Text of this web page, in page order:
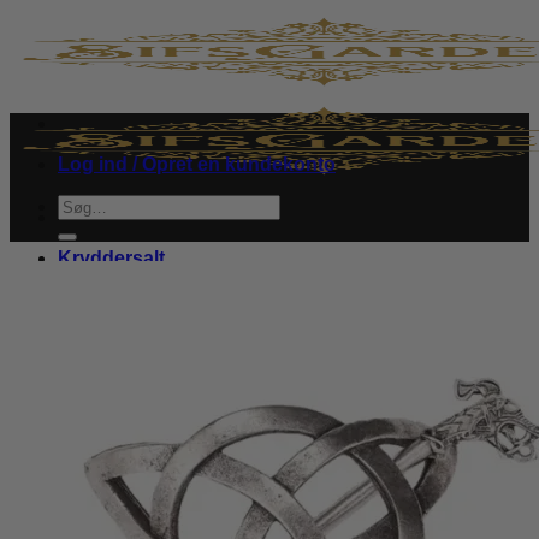
indhold
Kryddersalt
Læder armbånd
Brocher
Kappespænde
Om SifsGarden
Log ind / Opret en kundekonto
Søg
efter: